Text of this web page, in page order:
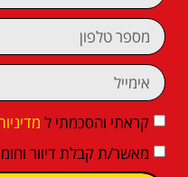
קראתי והסכמתי ל
מאשר/ת קבלת דיוור